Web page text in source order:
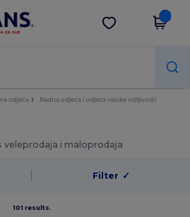
Preuzmi app
odjeća
Radna odjeća i odjeća visoke vidljivosti
veleprodaja i maloprodaja
Filter ✓
101 results.